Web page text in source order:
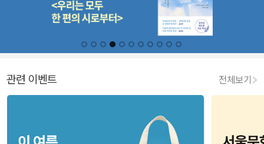
관련 이벤트 전체보기